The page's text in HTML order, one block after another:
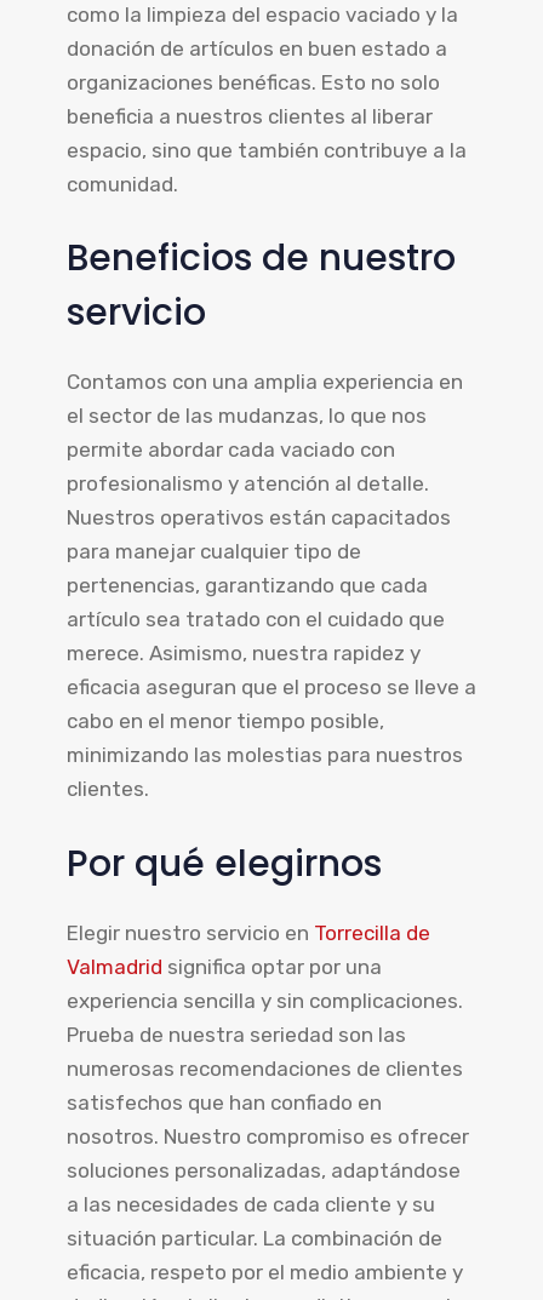
como la limpieza del espacio vaciado y la
donación de artículos en buen estado a
organizaciones benéficas. Esto no solo
beneficia a nuestros clientes al liberar
espacio, sino que también contribuye a la
comunidad.
Beneficios de nuestro
servicio
Contamos con una amplia experiencia en
el sector de las mudanzas, lo que nos
permite abordar cada vaciado con
profesionalismo y atención al detalle.
Nuestros operativos están capacitados
para manejar cualquier tipo de
pertenencias, garantizando que cada
artículo sea tratado con el cuidado que
merece. Asimismo, nuestra rapidez y
eficacia aseguran que el proceso se lleve a
cabo en el menor tiempo posible,
minimizando las molestias para nuestros
clientes.
Por qué elegirnos
Elegir nuestro servicio en Torrecilla de
Valmadrid significa optar por una
experiencia sencilla y sin complicaciones.
Prueba de nuestra seriedad son las
numerosas recomendaciones de clientes
satisfechos que han confiado en
nosotros. Nuestro compromiso es ofrecer
soluciones personalizadas, adaptándose
a las necesidades de cada cliente y su
situación particular. La combinación de
eficacia, respeto por el medio ambiente y